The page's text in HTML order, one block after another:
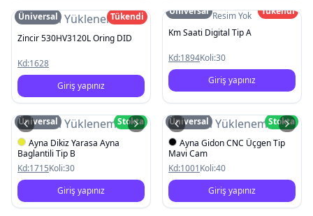
Resim Yüklenemedi
Üniversal
Tükendi
Zincir 530HV3120L Oring DID
Kd:1628
Giriş yapınız
Resim Yok
Üniversal
Tükendi
Km Saati Digital Tip A
Kd:1894Koli:30
Giriş yapınız
Resim Yüklenemedi
Üniversal
Stokta
Ayna Dikiz Yarasa Ayna
Baglantili Tip B
Kd:1715Koli:30
Giriş yapınız
Resim Yüklenemedi
Üniversal
Stokta
Ayna Gidon CNC Üçgen Tip
Mavi Cam
Kd:1001Koli:40
Giriş yapınız